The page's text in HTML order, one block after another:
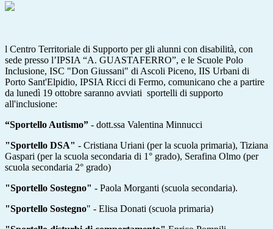
l Centro Territoriale di Supporto per gli alunni con disabilità, con
sede presso l’IPSIA “A. GUASTAFERRO”, e le Scuole Polo
Inclusione, ISC "Don Giussani" di Ascoli Piceno, IIS Urbani di
Porto Sant'Elpidio, IPSIA Ricci di Fermo, comunicano che a partire
da lunedì 19 ottobre saranno avviati sportelli di supporto
all'inclusione:
“Sportello Autismo” - dott.ssa Valentina Minnucci
"Sportello DSA" - Cristiana Uriani (per la scuola primaria), Tiziana
Gaspari (per la scuola secondaria di 1° grado), Serafina Olmo (per
scuola secondaria 2° grado)
"Sportello Sostegno" - Paola Morganti (scuola secondaria).
"Sportello Sostegno" - Elisa Donati (scuola primaria)